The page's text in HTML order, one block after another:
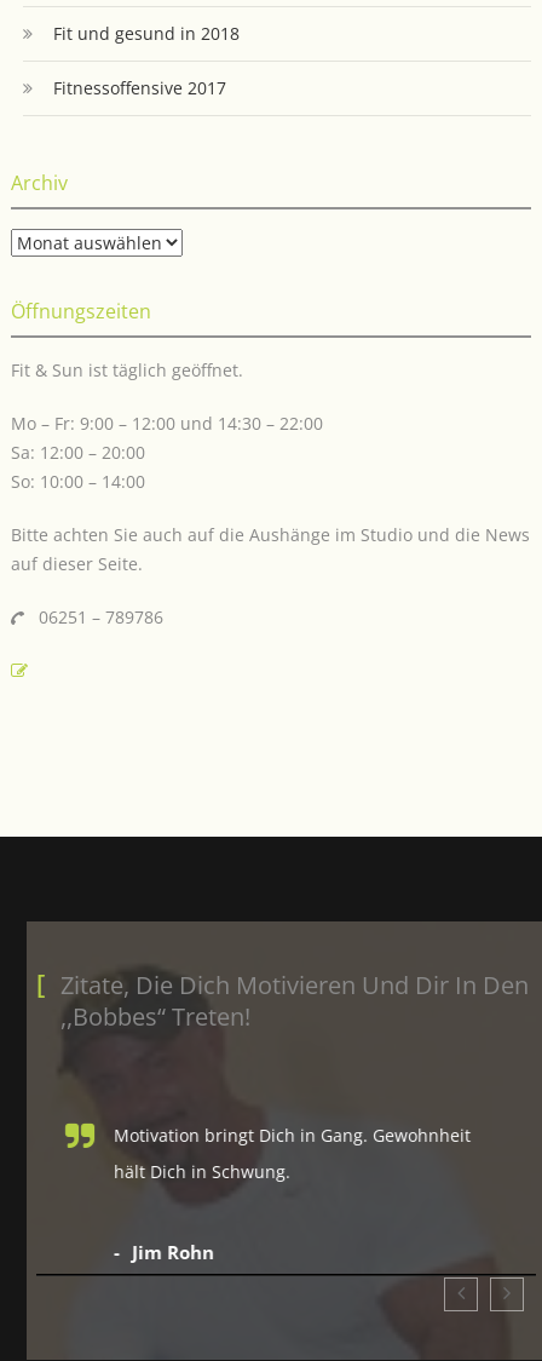
Fit und gesund in 2018
Fitnessoffensive 2017
Archiv
Archiv
Öffnungszeiten
Fit & Sun ist täglich geöffnet.
Mo – Fr: 9:00 – 12:00 und 14:30 – 22:00
Sa: 12:00 – 20:00
So: 10:00 – 14:00
Bitte achten Sie auch auf die Aushänge im Studio und die News
auf dieser Seite.
06251 – 789786
Zitate, Die Dich Motivieren Und Dir In Den
,,Bobbes“ Treten!
Motivation bringt Dich in Gang. Gewohnheit
hält Dich in Schwung.
Jim Rohn